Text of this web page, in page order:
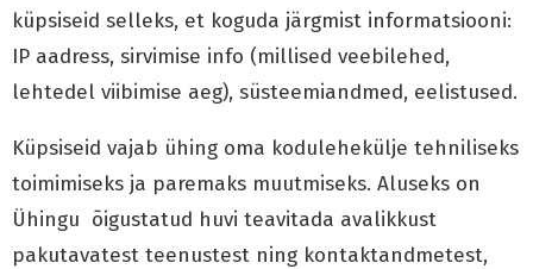
küpsiseid selleks, et koguda järgmist informatsiooni:
IP aadress, sirvimise info (millised veebilehed,
lehtedel viibimise aeg), süsteemiandmed, eelistused.
Küpsiseid vajab ühing oma kodulehekülje tehniliseks
toimimiseks ja paremaks muutmiseks. Aluseks on
Ühingu õigustatud huvi teavitada avalikkust
pakutavatest teenustest ning kontaktandmetest,